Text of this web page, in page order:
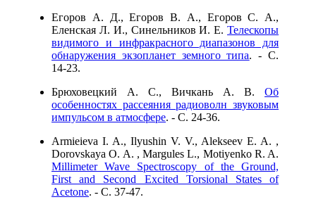
Егоров А. Д., Егоров В. А., Егоров С. А.,
Еленская Л. И., Синельников И. Е. Телескопы
видимого и инфракрасного диапазонов для
обнаружения экзопланет земного типа. - C.
14-23.
Брюховецкий А. С., Вичкань А. В. Об
особенностях рассеяния радиоволн звуковым
импульсом в атмосфере. - C. 24-36.
Armieieva I. A., Ilyushin V. V., Alekseev E. A. ,
Dorovskaya O. A. , Margules L., Motiyenko R. A.
Millimeter Wave Spectroscopy of the Ground,
First and Second Excited Torsional States of
Acetone. - C. 37-47.